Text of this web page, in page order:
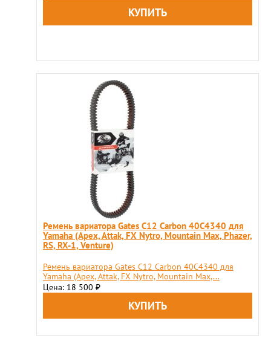
Ремень вариатора Gates C12 Carbon 40C4340 для
Yamaha (Apex, Attak, FX Nytro, Mountain Max, Phazer,
RS, RX-1, Venture)
Ремень вариатора Gates C12 Carbon 40C4340 для
Yamaha (Apex, Attak, FX Nytro, Mountain Max,...
Цена: 18 500 ₽